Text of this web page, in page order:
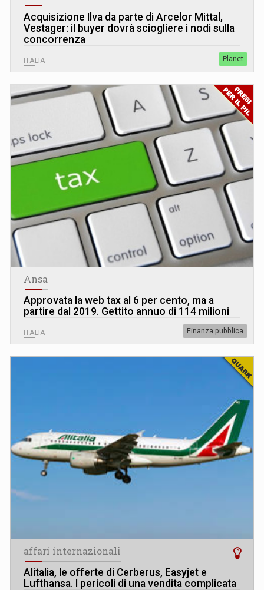
Acquisizione Ilva da parte di Arcelor Mittal,
Vestager: il buyer dovrà sciogliere i nodi sulla
concorrenza
ITALIA Planet
Ansa
Approvata la web tax al 6 per cento, ma a
partire dal 2019. Gettito annuo di 114 milioni
ITALIA Finanza pubblica
affari internazionali
Alitalia, le offerte di Cerberus, Easyjet e
Lufthansa. I pericoli di una vendita complicata